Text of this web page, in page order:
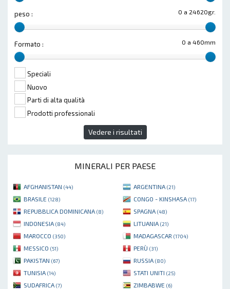
0 a 24620gr.
peso :
0 a 460mm
Formato :
Speciali
Nuovo
Parti di alta qualità
Prodotti professionali
Vedere i risultati
MINERALI PER PAESE
AFGHANISTAN (44) ARGENTINA (21)
BRASILE (128) CONGO - KINSHASA (17)
REPUBBLICA DOMINICANA (8) SPAGNA (48)
INDONESIA (84) LITUANIA (21)
MAROCCO (350) MADAGASCAR (1704)
MESSICO (51) PERÙ (31)
PAKISTAN (67) RUSSIA (80)
TUNISIA (14) STATI UNITI (25)
SUDAFRICA (7) ZIMBABWE (6)